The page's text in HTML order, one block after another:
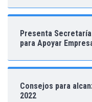
Presenta
para Apoyar
Consejos para
2022